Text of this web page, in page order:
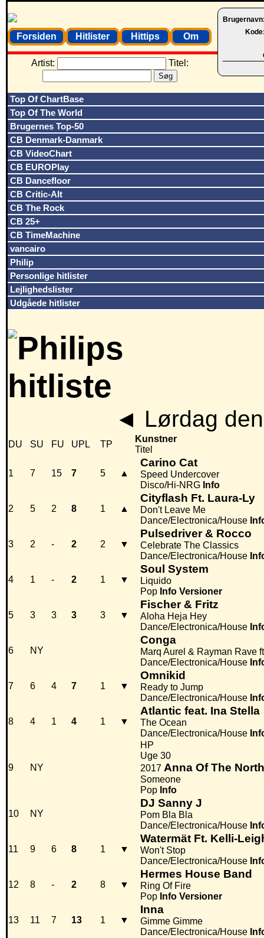
Forsiden Hitlister Hittips Om
Artist: Titel:
Top Of ChartBase
Top Of The World
Brugernes Top-50
CB Denmark-Danmark
CB VideoChart
CB EUROPlay
CB Dancefloor
CB Critic-Alt
CB The Rock
CB 25+
CB TimeMachine
vancairo
Philip
Personlige hitlister
Lejlighedslister
Udgåede hitlister
◄ Lørdag
DU SU FU UPL TP
Kunstner
Titel
1 7 15 7 5 ▲
Carino Cat
Speed Undercover
Disco/Hi-NRG Info
2 5 2 8 1 ▲
Cityflash Ft. Laura-Ly
Don't Leave Me
Dance/Electronica/House
3 2 - 2 2 ▼
Pulsedriver & Rocco
Celebrate The Classics
Dance/Electronica/House
4 1 - 2 1 ▼
Soul System
Liquido
Pop Info Versioner
5 3 3 3 3 ▼
Fischer & Fritz
Aloha Heja Hey
Dance/Electronica/House
6 NY
Conga
Marq Aurel & Rayman Rave
Dance/Electronica/House
7 6 4 7 1 ▼
Omnikid
Ready to Jump
Dance/Electronica/House
8 4 1 4 1 ▼
Atlantic feat. Ina Stella
The Ocean
Dance/Electronica/House
9 NY
HP
Uge 30
2017 Anna Of The North
Someone
Pop Info
10 NY
DJ Sanny J
Pom Bla Bla
Dance/Electronica/House
11 9 6 8 1 ▼
Watermät Ft. Kelli-
Won't Stop
Dance/Electronica/House
12 8 - 2 8 ▼
Hermes House Band
Ring Of Fire
Pop Info Versioner
13 11 7 13 1 ▼
Inna
Gimme Gimme
Dance/Electronica/House